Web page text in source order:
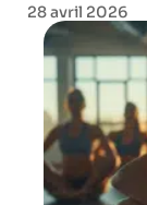
28 avril 2026